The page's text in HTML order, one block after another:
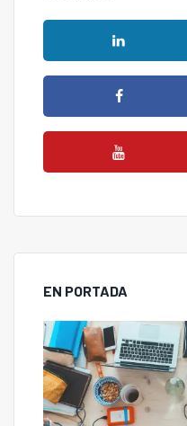
EN PORTADA